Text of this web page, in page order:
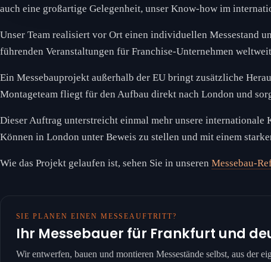
auch eine großartige Gelegenheit, unser Know-how im
Unser Team realisiert vor Ort einen individuellen Messestand
führenden Veranstaltungen für Franchise-Unternehmen
Ein Messebauprojekt außerhalb der EU bringt zusätzliche
Montageteam fliegt für den Aufbau direkt nach London und
Dieser Auftrag unterstreicht einmal mehr unsere internationale
Können in London unter Beweis zu stellen und mit einem
Wie das Projekt gelaufen ist, sehen Sie in unseren Messebau-
SIE PLANEN EINEN MESSEAUFTRITT?
Ihr Messebauer für Frankfurt und
Wir entwerfen, bauen und montieren Messestände selbst, aus der